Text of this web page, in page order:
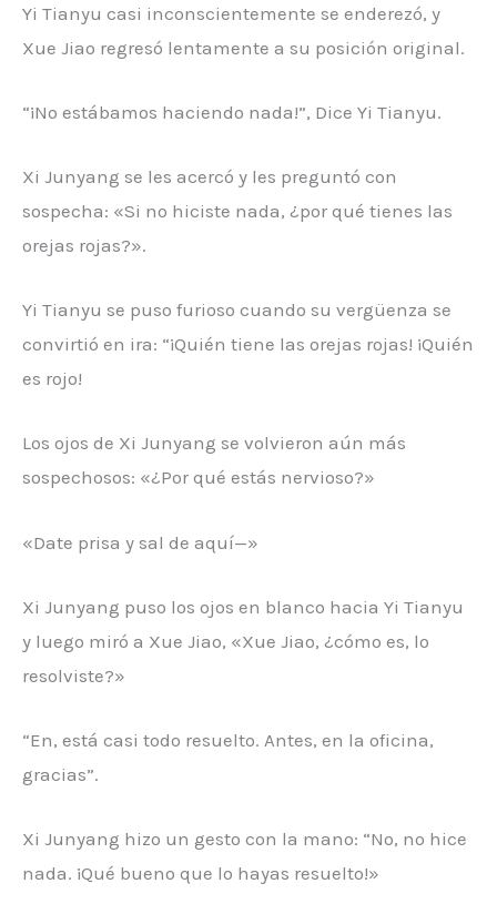
Yi Tianyu casi inconscientemente se enderezó, y
Xue Jiao regresó lentamente a su posición original.
“¡No estábamos haciendo nada!”, Dice Yi Tianyu.
Xi Junyang se les acercó y les preguntó con
sospecha: «Si no hiciste nada, ¿por qué tienes las
orejas rojas?».
Yi Tianyu se puso furioso cuando su vergüenza se
convirtió en ira: “¡Quién tiene las orejas rojas! ¡Quién
es rojo!
Los ojos de Xi Junyang se volvieron aún más
sospechosos: «¿Por qué estás nervioso?»
«Date prisa y sal de aquí—»
Xi Junyang puso los ojos en blanco hacia Yi Tianyu
y luego miró a Xue Jiao, «Xue Jiao, ¿cómo es, lo
resolviste?»
“En, está casi todo resuelto. Antes, en la oficina,
gracias”.
Xi Junyang hizo un gesto con la mano: “No, no hice
nada. ¡Qué bueno que lo hayas resuelto!»